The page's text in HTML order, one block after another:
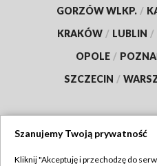
GORZÓW WLKP. /
KRAKÓW / LUBLIN /
OPOLE /
SZCZECIN /
Szanujemy Twoją prywatność
Kliknij "Akceptuję i przechodzę do